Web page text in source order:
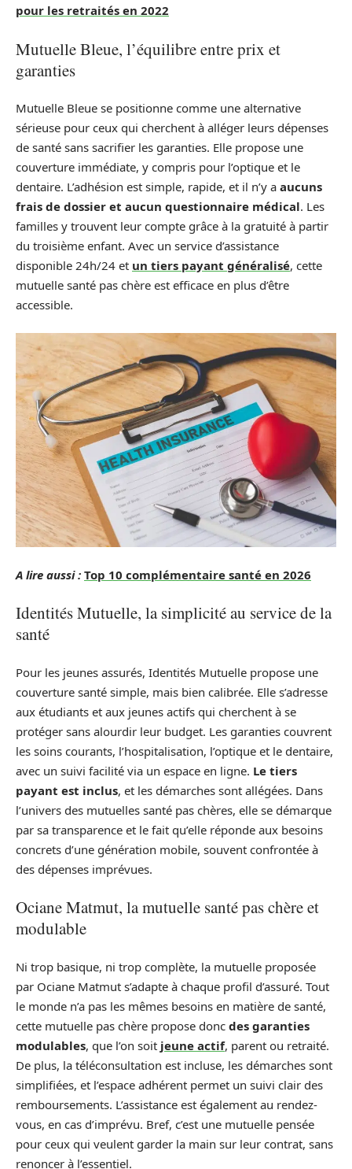
pour les retraités en 2022
Mutuelle Bleue, l’équilibre entre prix et
garanties
Mutuelle Bleue se positionne comme une alternative
sérieuse pour ceux qui cherchent à alléger leurs dépenses
de santé sans sacrifier les garanties. Elle propose une
couverture immédiate, y compris pour l’optique et le
dentaire. L’adhésion est simple, rapide, et il n’y a aucuns
frais de dossier et aucun questionnaire médical. Les
familles y trouvent leur compte grâce à la gratuité à partir
du troisième enfant. Avec un service d’assistance
disponible 24h/24 et un tiers payant généralisé, cette
mutuelle santé pas chère est efficace en plus d’être
accessible.
A lire aussi : Top 10 complémentaire santé en 2026
Identités Mutuelle, la simplicité au service de la
santé
Pour les jeunes assurés, Identités Mutuelle propose une
couverture santé simple, mais bien calibrée. Elle s’adresse
aux étudiants et aux jeunes actifs qui cherchent à se
protéger sans alourdir leur budget. Les garanties couvrent
les soins courants, l’hospitalisation, l’optique et le dentaire,
avec un suivi facilité via un espace en ligne. Le tiers
payant est inclus, et les démarches sont allégées. Dans
l’univers des mutuelles santé pas chères, elle se démarque
par sa transparence et le fait qu’elle réponde aux besoins
concrets d’une génération mobile, souvent confrontée à
des dépenses imprévues.
Ociane Matmut, la mutuelle santé pas chère et
modulable
Ni trop basique, ni trop complète, la mutuelle proposée
par Ociane Matmut s’adapte à chaque profil d’assuré. Tout
le monde n’a pas les mêmes besoins en matière de santé,
cette mutuelle pas chère propose donc des garanties
modulables, que l’on soit jeune actif, parent ou retraité.
De plus, la téléconsultation est incluse, les démarches sont
simplifiées, et l’espace adhérent permet un suivi clair des
remboursements. L’assistance est également au rendez-
vous, en cas d’imprévu. Bref, c’est une mutuelle pensée
pour ceux qui veulent garder la main sur leur contrat, sans
renoncer à l’essentiel.